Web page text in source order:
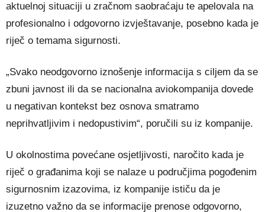
aktuelnoj situaciji u zračnom saobraćaju te apelovala na
profesionalno i odgovorno izvještavanje, posebno kada je
riječ o temama sigurnosti.
„Svako neodgovorno iznošenje informacija s ciljem da se
zbuni javnost ili da se nacionalna aviokompanija dovede
u negativan kontekst bez osnova smatramo
neprihvatljivim i nedopustivim“, poručili su iz kompanije.
U okolnostima povećane osjetljivosti, naročito kada je
riječ o građanima koji se nalaze u područjima pogođenim
sigurnosnim izazovima, iz kompanije ističu da je
izuzetno važno da se informacije prenose odgovorno,